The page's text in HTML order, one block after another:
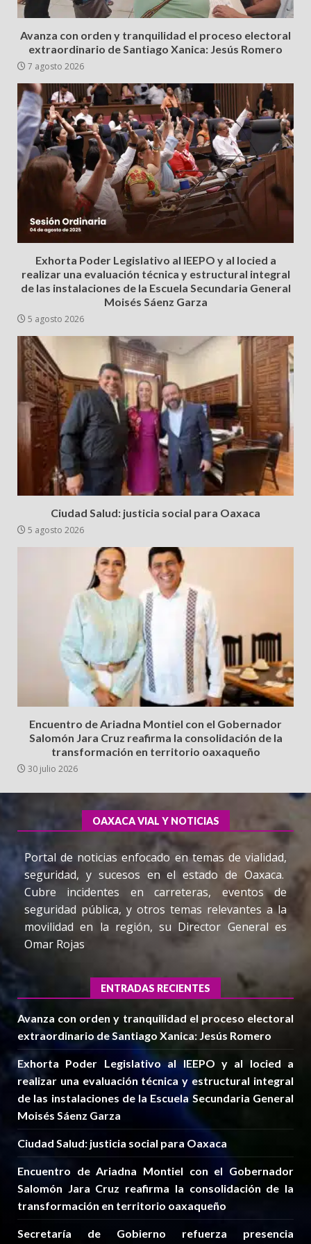
Avanza con orden y tranquilidad el proceso electoral
extraordinario de Santiago Xanica: Jesús Romero
7 agosto 2026
Exhorta Poder Legislativo al IEEPO y al Iocied a
realizar una evaluación técnica y estructural integral
de las instalaciones de la Escuela Secundaria General
Moisés Sáenz Garza
5 agosto 2026
Ciudad Salud: justicia social para Oaxaca
5 agosto 2026
Encuentro de Ariadna Montiel con el Gobernador
Salomón Jara Cruz reafirma la consolidación de la
transformación en territorio oaxaqueño
30 julio 2026
OAXACA VIAL Y NOTICIAS
Portal de noticias enfocado en temas de vialidad,
seguridad, y sucesos en el estado de Oaxaca.
Cubre incidentes en carreteras, eventos de
seguridad pública, y otros temas relevantes a la
movilidad en la región, su Director General es
Omar Rojas
ENTRADAS RECIENTES
Avanza con orden y tranquilidad el proceso electoral
extraordinario de Santiago Xanica: Jesús Romero
Exhorta Poder Legislativo al IEEPO y al Iocied a
realizar una evaluación técnica y estructural integral
de las instalaciones de la Escuela Secundaria General
Moisés Sáenz Garza
Ciudad Salud: justicia social para Oaxaca
Encuentro de Ariadna Montiel con el Gobernador
Salomón Jara Cruz reafirma la consolidación de la
transformación en territorio oaxaqueño
Secretaría de Gobierno refuerza presencia